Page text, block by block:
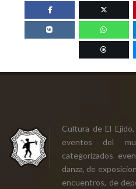
Cultura de El
eventos del
categorizados
danza, de
encuentros, de